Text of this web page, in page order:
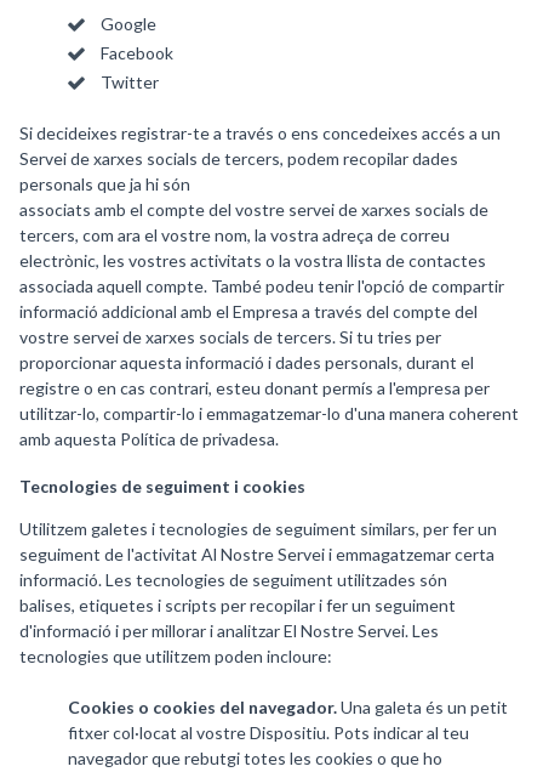
Google
Facebook
Twitter
Si decideixes registrar-te a través o ens concedeixes accés a un
Servei de xarxes socials de tercers, podem recopilar dades
personals que ja hi són
associats amb el compte del vostre servei de xarxes socials de
tercers, com ara el vostre nom, la vostra adreça de correu
electrònic, les vostres activitats o la vostra llista de contactes
associada aquell compte. També podeu tenir l'opció de compartir
informació addicional amb el Empresa a través del compte del
vostre servei de xarxes socials de tercers. Si tu tries per
proporcionar aquesta informació i dades personals, durant el
registre o en cas contrari, esteu donant permís a l'empresa per
utilitzar-lo, compartir-lo i emmagatzemar-lo d'una manera coherent
amb aquesta Política de privadesa.
Tecnologies de seguiment i cookies
Utilitzem galetes i tecnologies de seguiment similars, per fer un
seguiment de l'activitat Al Nostre Servei i emmagatzemar certa
informació. Les tecnologies de seguiment utilitzades són
balises, etiquetes i scripts per recopilar i fer un seguiment
d'informació i per millorar i analitzar El Nostre Servei. Les
tecnologies que utilitzem poden incloure:
Cookies o cookies del navegador.Una galeta és un petit
fitxer col·locat al vostre Dispositiu. Pots indicar al teu
navegador que rebutgi totes les cookies o que ho